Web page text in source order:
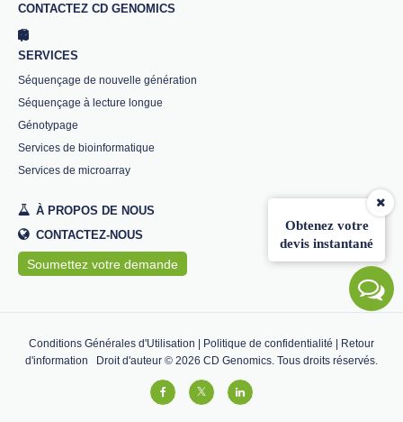
Obtenez votre
devis instantané
CONTACTEZ CD GENOMICS
SERVICES
Séquençage de nouvelle génération
Séquençage à lecture longue
Génotypage
Services de bioinformatique
Services de microarray
À PROPOS DE NOUS
CONTACTEZ-NOUS
Soumettez votre demande
Conditions Générales d'Utilisation | Politique de confidentialité | Retour
d'information Droit d'auteur © 2026 CD Genomics. Tous droits réservés.